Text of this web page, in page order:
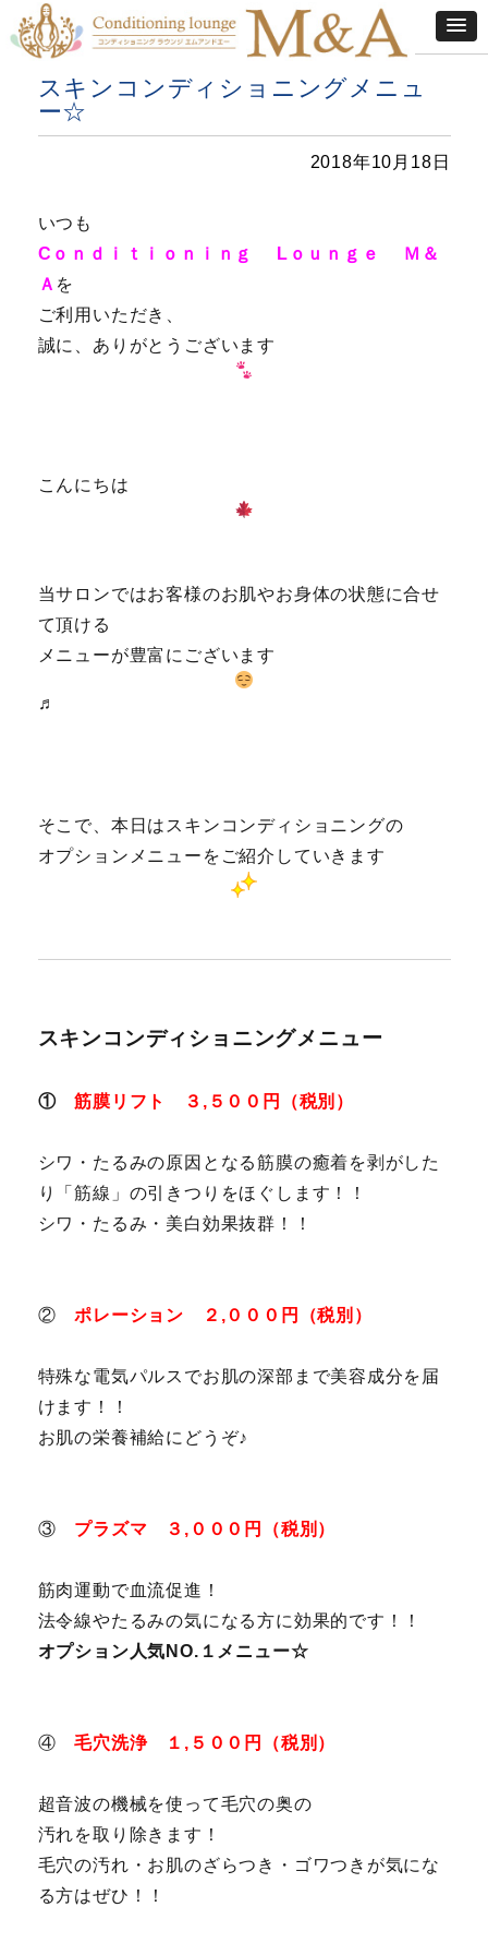
スキンコンディショニングメニュ
ー☆
2018年10月18日
いつも
Cｏｎｄｉｔｉｏｎｉｎｇ Lｏｕｎｇｅ Ｍ＆
Ａ を
ご利用いただき、
誠に、ありがとうございます
こんにちは
当サロンではお客様のお肌やお身体の状態に合せ
て頂ける
メニューが豊富にございます
♬
そこで、本日はスキンコンディショニングの
オプションメニューをご紹介していきます
スキンコンディショニングメニュー
①筋膜リフト ３,５００円（税別）
シワ・たるみの原因となる筋膜の癒着を剥がした
り「筋線」の引きつりをほぐします！！
シワ・たるみ・美白効果抜群！！
②ポレーション ２,０００円（税別）
特殊な電気パルスでお肌の深部まで美容成分を届
けます！！
お肌の栄養補給にどうぞ♪
③ プラズマ ３,０００円（税別）
筋肉運動で血流促進！
法令線やたるみの気になる方に効果的です！！
オプション人気NO.１メニュー☆
④毛穴洗浄 １,５００円（税別）
超音波の機械を使って毛穴の奥の
汚れを取り除きます！
毛穴の汚れ・お肌のざらつき・ゴワつきが気にな
る方はぜひ！！